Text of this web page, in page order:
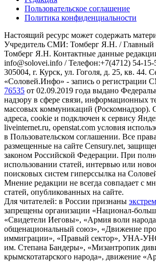
Пользовательское соглашение
Политика конфиденциальности
Настоящий ресурс может содержать
Учредитель СМИ: Томберг Я.Н. /
Томберг Я.Н. Контактные данные
info@solovei.info / Телефон:+7(4712) 54-
305004, г. Курск, ул. Гоголя, д. 25, кв. 44.
«Соловей.Инфо» - запись о регистрации
76535 от 02.09.2019 года выдано
надзору в сфере связи, информационных
массовых коммуникаций (Роскомнадзор).
адреса, cookie и подключен к сервису
liveinternet.ru, openstat.com условия
в Пользовательском соглашении. Все
размещенные на сайте Censury.net,
законом Российской Федерации. При
использовании статей, интервью или
поисковых систем гиперссылка на
Мнение редакции не всегда совпадает с
статей, опубликованных на сайте.
Для читателей: в России признаны
запрещены организации «Национал-
«Свидетели Иеговы», «Армия воли
общенациональный союз», «Движение
иммиграции», «Правый сектор», УНА-
им. Степана Бандеры», «Мизантропик
крымскотатарского народа», движение